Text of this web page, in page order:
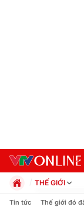
THẾ GIỚI
Chính trị
Tin tức Thế giới đó